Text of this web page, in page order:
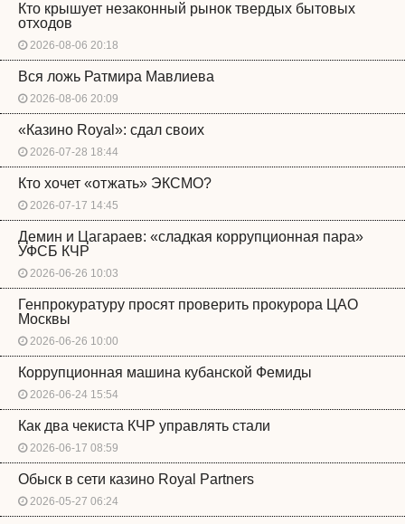
Кто крышует незаконный рынок твердых бытовых
отходов
2026-08-06 20:18
Вся ложь Ратмира Мавлиева
2026-08-06 20:09
«Казино Royal»: сдал своих
2026-07-28 18:44
Кто хочет «отжать» ЭКСМО?
2026-07-17 14:45
Демин и Цагараев: «сладкая коррупционная пара»
УФСБ КЧР
2026-06-26 10:03
Генпрокуратуру просят проверить прокурора ЦАО
Москвы
2026-06-26 10:00
Коррупционная машина кубанской Фемиды
2026-06-24 15:54
Как два чекиста КЧР управлять стали
2026-06-17 08:59
Обыск в сети казино Royal Partners
2026-05-27 06:24